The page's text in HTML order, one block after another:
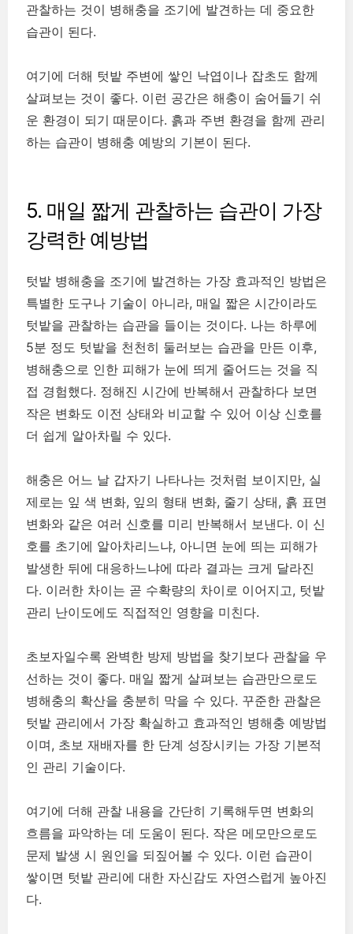
관찰하는 것이 병해충을 조기에 발견하는 데 중요한
습관이 된다.
여기에 더해 텃밭 주변에 쌓인 낙엽이나 잡초도 함께
살펴보는 것이 좋다. 이런 공간은 해충이 숨어들기 쉬
운 환경이 되기 때문이다. 흙과 주변 환경을 함께 관리
하는 습관이 병해충 예방의 기본이 된다.
5. 매일 짧게 관찰하는 습관이 가장
강력한 예방법
텃밭 병해충을 조기에 발견하는 가장 효과적인 방법은
특별한 도구나 기술이 아니라, 매일 짧은 시간이라도
텃밭을 관찰하는 습관을 들이는 것이다. 나는 하루에
5분 정도 텃밭을 천천히 둘러보는 습관을 만든 이후,
병해충으로 인한 피해가 눈에 띄게 줄어드는 것을 직
접 경험했다. 정해진 시간에 반복해서 관찰하다 보면
작은 변화도 이전 상태와 비교할 수 있어 이상 신호를
더 쉽게 알아차릴 수 있다.
해충은 어느 날 갑자기 나타나는 것처럼 보이지만, 실
제로는 잎 색 변화, 잎의 형태 변화, 줄기 상태, 흙 표면
변화와 같은 여러 신호를 미리 반복해서 보낸다. 이 신
호를 초기에 알아차리느냐, 아니면 눈에 띄는 피해가
발생한 뒤에 대응하느냐에 따라 결과는 크게 달라진
다. 이러한 차이는 곧 수확량의 차이로 이어지고, 텃밭
관리 난이도에도 직접적인 영향을 미친다.
초보자일수록 완벽한 방제 방법을 찾기보다 관찰을 우
선하는 것이 좋다. 매일 짧게 살펴보는 습관만으로도
병해충의 확산을 충분히 막을 수 있다. 꾸준한 관찰은
텃밭 관리에서 가장 확실하고 효과적인 병해충 예방법
이며, 초보 재배자를 한 단계 성장시키는 가장 기본적
인 관리 기술이다.
여기에 더해 관찰 내용을 간단히 기록해두면 변화의
흐름을 파악하는 데 도움이 된다. 작은 메모만으로도
문제 발생 시 원인을 되짚어볼 수 있다. 이런 습관이
쌓이면 텃밭 관리에 대한 자신감도 자연스럽게 높아진
다.